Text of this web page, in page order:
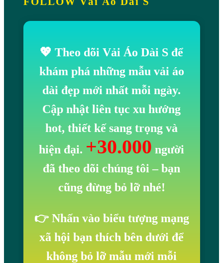
💖 Theo dõi Vải Áo Dài S để
khám phá những mẫu vải áo
dài đẹp mới nhất mỗi ngày.
Cập nhật liên tục xu hướng
hot, thiết kế sang trọng và
hiện đại. +30.000 người
đã theo dõi chúng tôi – bạn
cũng đừng bỏ lỡ nhé!
👉 Nhấn vào biểu tượng mạng
xã hội bạn thích bên dưới để
không bỏ lỡ mẫu mới mỗi